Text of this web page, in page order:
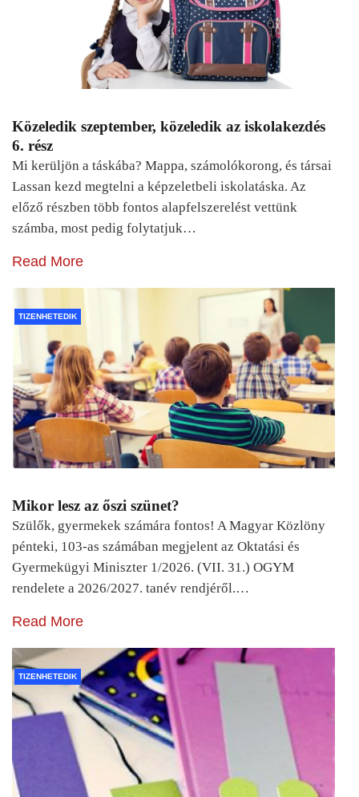
Közeledik szeptember, közeledik az iskolakezdés
6. rész
Mi kerüljön a táskába? Mappa, számolókorong, és társai
Lassan kezd megtelni a képzeletbeli iskolatáska. Az
előző részben több fontos alapfelszerelést vettünk
számba, most pedig folytatjuk…
Read More
TIZENHETEDIK
Mikor lesz az őszi szünet?
Szülők, gyermekek számára fontos! A Magyar Közlöny
pénteki, 103-as számában megjelent az Oktatási és
Gyermekügyi Miniszter 1/2026. (VII. 31.) OGYM
rendelete a 2026/2027. tanév rendjéről.…
Read More
TIZENHETEDIK